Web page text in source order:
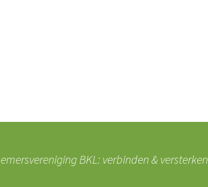
BKL: verbinden & versterken